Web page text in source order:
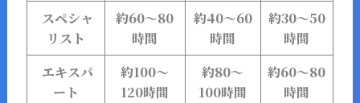
スペシャ
リスト
約60～80
時間
約40～60
時間
約30～50
時間
エキスパ
ート
約100～
120時間
約80～
100時間
約60～80
時間